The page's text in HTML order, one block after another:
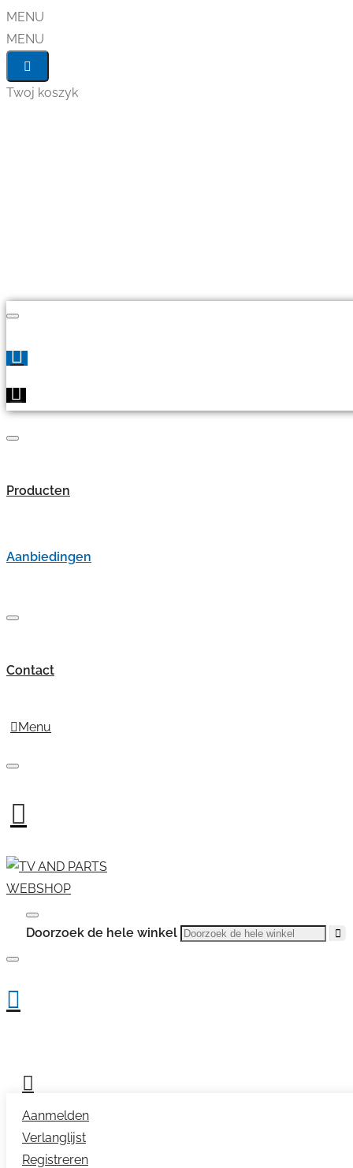
MENU
MENU
Twoj koszyk
Producten
Aanbiedingen
Contact
Menu
Doorzoek de hele winkel
Aanmelden
Verlanglijst
Registreren